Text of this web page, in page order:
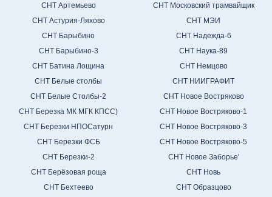
СНТ Артемьево
СНТ Астурия-Ляхово
СНТ Барыбино
СНТ Барыбино-3
СНТ Батина Лощина
СНТ Белые столбы
СНТ Белые Столбы-2
СНТ Березка МК МГК КПСС)
СНТ Березки НПОСатурн
СНТ Березки ФСБ
СНТ Березки-2
СНТ Берёзовая роща
СНТ Бехтеево
СНТ Московский трамвайщик
СНТ МЭИ
СНТ Надежда-6
СНТ Наука-89
СНТ Немцово
СНТ НИИГРАФИТ
СНТ Новое Востряково
СНТ Новое Востряково-1
СНТ Новое Востряково-3
СНТ Новое Востряково-5
СНТ Новое Заборье'
СНТ Новь
СНТ Образцово